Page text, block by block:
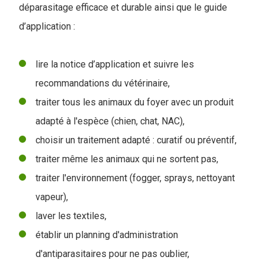
déparasitage efficace et durable ainsi que le guide
d’application :
lire la notice d’application et suivre les
recommandations du vétérinaire,
traiter tous les animaux du foyer avec un produit
adapté à l'espèce (chien, chat, NAC),
choisir un traitement adapté : curatif ou préventif,
traiter même les animaux qui ne sortent pas,
traiter l'environnement (fogger, sprays, nettoyant
vapeur),
laver les textiles,
établir un planning d'administration
d'antiparasitaires pour ne pas oublier,